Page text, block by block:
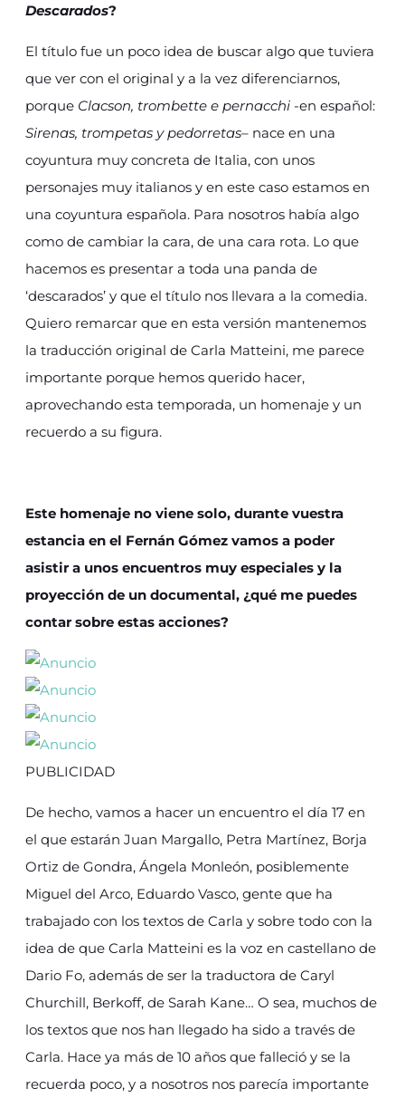
Descarados?
El título fue un poco idea de buscar algo que tuviera
que ver con el original y a la vez diferenciarnos,
porque Clacson, trombette e pernacchi -en español:
Sirenas, trompetas y pedorretas– nace en una
coyuntura muy concreta de Italia, con unos
personajes muy italianos y en este caso estamos en
una coyuntura española. Para nosotros había algo
como de cambiar la cara, de una cara rota. Lo que
hacemos es presentar a toda una panda de
‘descarados’ y que el título nos llevara a la comedia.
Quiero remarcar que en esta versión mantenemos
la traducción original de Carla Matteini, me parece
importante porque hemos querido hacer,
aprovechando esta temporada, un homenaje y un
recuerdo a su figura.
Este homenaje no viene solo, durante vuestra
estancia en el Fernán Gómez vamos a poder
asistir a unos encuentros muy especiales y la
proyección de un documental, ¿qué me puedes
contar sobre estas acciones?
PUBLICIDAD
De hecho, vamos a hacer un encuentro el día 17 en
el que estarán Juan Margallo, Petra Martínez, Borja
Ortiz de Gondra, Ángela Monleón, posiblemente
Miguel del Arco, Eduardo Vasco, gente que ha
trabajado con los textos de Carla y sobre todo con la
idea de que Carla Matteini es la voz en castellano de
Dario Fo, además de ser la traductora de Caryl
Churchill, Berkoff, de Sarah Kane… O sea, muchos de
los textos que nos han llegado ha sido a través de
Carla. Hace ya más de 10 años que falleció y se la
recuerda poco, y a nosotros nos parecía importante